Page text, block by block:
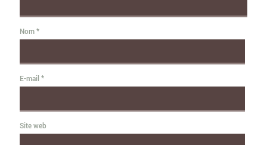
Nom*
E-mail *
Site web